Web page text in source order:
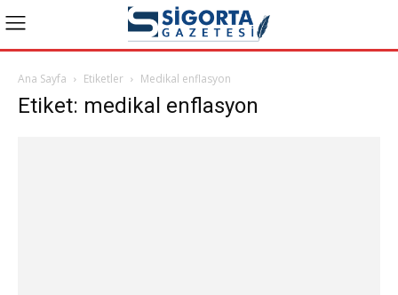
Ana Sayfa Etiketler Medikal enflasyon
Etiket: medikal enflasyon